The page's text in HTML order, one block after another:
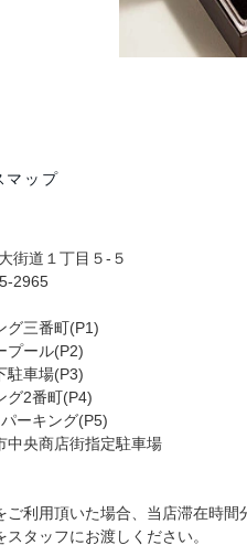
マップ
街道１丁目５-５
2965
グ三番町(P1)
プール(P2)
駐車場(P3)
グ2番町(P4)
ーキング(P5)
中央商店街指定駐車場
ご利用頂いた場合、当店滞在時間
タッフにお渡しください。